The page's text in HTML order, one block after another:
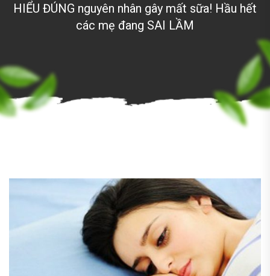
HIỂU ĐÚNG nguyên nhân gây mất sữa! Hầu hết
các mẹ đang SAI LẦM